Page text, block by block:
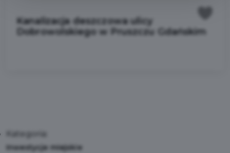
Kanalizacja deszczowa ulicy
Dobrowolskiego w Pruszczu Gdańskim
Kategoria:
Inwestycje miejskie